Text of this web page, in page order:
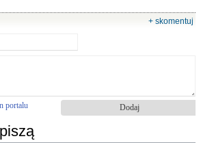
+ skomentuj
portalu